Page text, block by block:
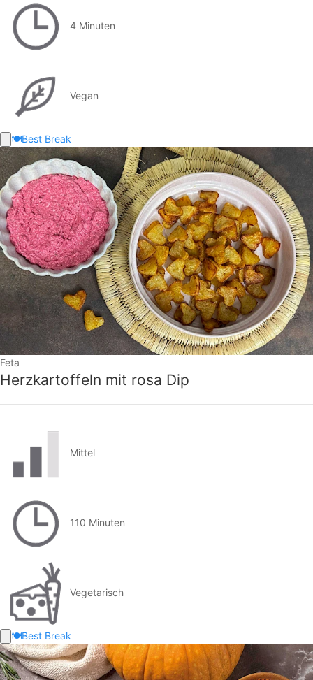
4 Minuten
Vegan
🍽️Best Break
Feta
Herzkartoffeln mit rosa Dip
Mittel
110 Minuten
Vegetarisch
🍽️Best Break